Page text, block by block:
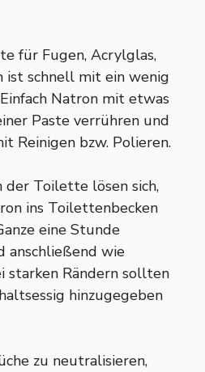
für Fugen, Acrylglas,
ist schnell mit ein wenig
Natron mit etwas
Paste verrühren und
Reinigen bzw. Polieren.
der Toilette lösen sich,
ins Toilettenbecken
eine Stunde
anschließend wie
starken Rändern sollten
hinzugegeben
zu neutralisieren,